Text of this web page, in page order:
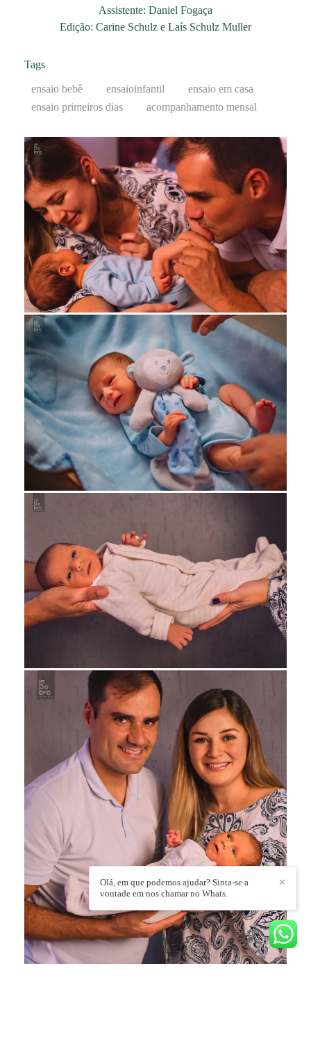
Assistente: Daniel Fogaça
Edição: Carine Schulz e Laís Schulz Muller
Tags
ensaio bebê ensaioinfantil
ensaio em casa
ensaio primeiros dias
acompanhamento mensal
✕
Olá, em que podemos ajudar? Sinta-se a
vontade em nos chamar no Whats.